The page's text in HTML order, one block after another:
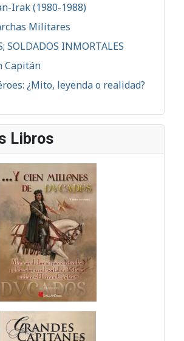
Irak (1980-1988)
Militares
SOLDADOS INMORTALES
Capitán
¿Mito, leyenda o realidad?
Libros